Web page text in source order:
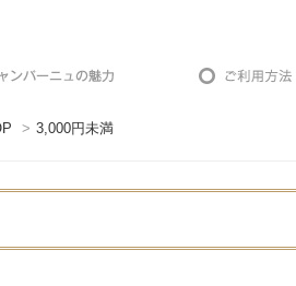
> 3,000円未満